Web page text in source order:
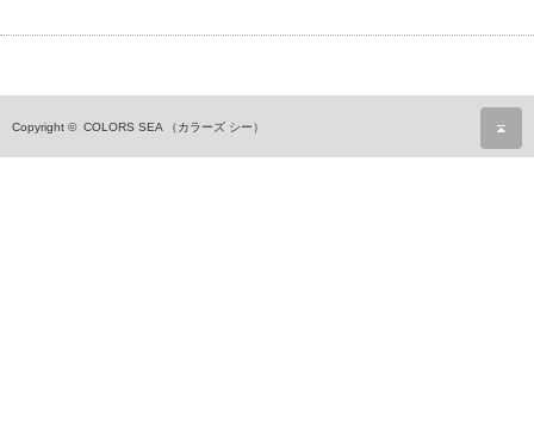
Copyright © COLORS SEA （カラーズ シー）